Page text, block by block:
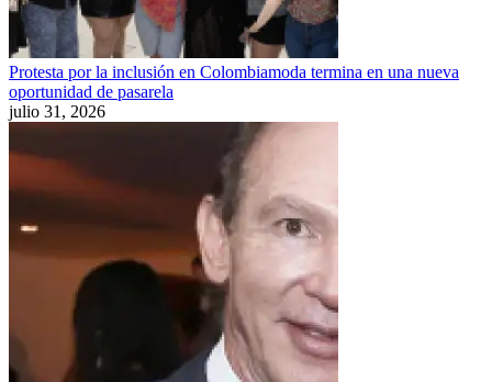
Protesta por la inclusión en Colombiamoda termina en una nueva
oportunidad de pasarela
julio 31, 2026